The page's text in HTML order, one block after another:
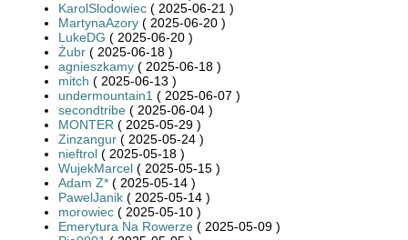
KarolSlodowiec ( 2025-06-21 )
MartynaAzory ( 2025-06-20 )
LukeDG ( 2025-06-20 )
Żubr ( 2025-06-18 )
agnieszkamy ( 2025-06-18 )
mitch ( 2025-06-13 )
undermountain1 ( 2025-06-07 )
secondtribe ( 2025-06-04 )
MONTER ( 2025-05-29 )
Zinzangur ( 2025-05-24 )
nieftrol ( 2025-05-18 )
WujekMarcel ( 2025-05-15 )
Adam Z* ( 2025-05-14 )
PawelJanik ( 2025-05-14 )
morowiec ( 2025-05-10 )
Emerytura Na Rowerze ( 2025-05-09 )